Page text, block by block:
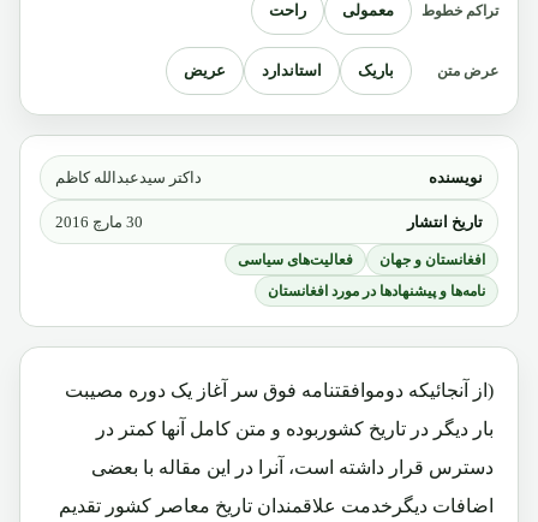
نویسنده داکتر سیدعبدالله کاظم
تاریخ انتشار 30 مارچ 2016
افغانستان و جهان
فعالیت‌های سیاسی
نامه‌ها و پیشنهادها در مورد افغانستان
(از آنجائیکه دوموافقتنامه فوق سر آغاز یک دوره مصیبت
بار دیگر در تاریخ کشوربوده و متن کامل آنها کمتر در
دسترس قرار داشته است، آنرا در این مقاله با بعضی
اضافات دیگرخدمت علاقمندان تاریخ معاصر کشور تقدیم
تراکم خطوط معمولی راحت
عرض متن باریک استاندارد عریض